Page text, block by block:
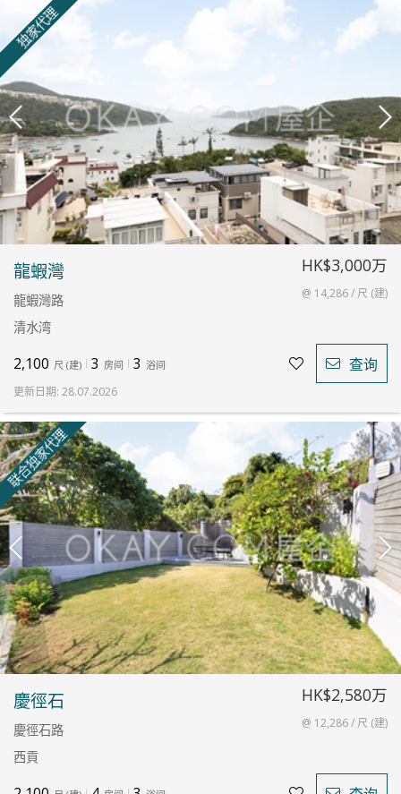
龍蝦灣
龍蝦灣路
清水湾
HK$3,000万
@ 14,286 / 尺 (建)
2,100 尺 (建) 3 房间 3 浴间 查询
更新日期: 28.07.2026
独家代理
慶徑石
慶徑石路
西貢
HK$2,580万
@ 12,286 / 尺 (建)
联合独家代理